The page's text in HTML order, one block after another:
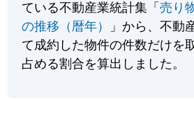
ている不動産業統計集「売り
の推移（暦年）
」から、不動
て成約した物件の件数だけを
占める割合を算出しました。